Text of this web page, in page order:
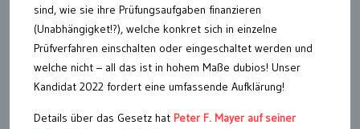
sind, wie sie ihre Prüfungsaufgaben finanzieren
(Unabhängigket!?), welche konkret sich in einzelne
Prüfverfahren einschalten oder eingeschaltet werden und
welche nicht – all das ist in hohem Maße dubios! Unser
Kandidat 2022 fordert eine umfassende Aufklärung!
Details über das Gesetz hat Peter F. Mayer auf seiner